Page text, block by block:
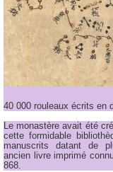
40 000 rouleaux écrits en
Le monastère avait été
cette formidable
manuscrits datant de
ancien livre imprimé
868.